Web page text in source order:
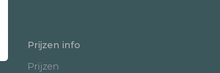
Prijzen info
Prijzen